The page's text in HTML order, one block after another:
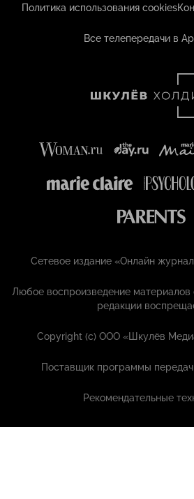
Политика использования cookies
Все телепередачи в
Сетевое издание «Онлайн
Любое воспроизведение материалов
редакции
Copyright (с) ООО «Шкулёв
Поставщик программы
Рекомендательные